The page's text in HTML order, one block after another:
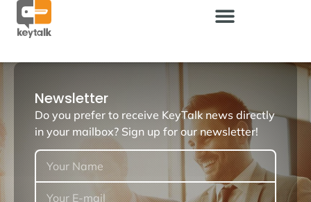
Newsletter
Do you prefer to receive KeyTalk news directly
in your mailbox? Sign up for our newsletter!